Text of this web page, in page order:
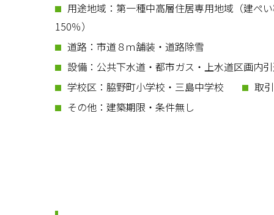
用途地域：第一種中高層住居専用地域（建ぺ
150％）
道路：市道８ｍ舗装・道路除雪
設備：公共下水道・都市ガス・上水道区画内
学校区：脇野町小学校・三島中学校
取
その他：建築期限・条件無し